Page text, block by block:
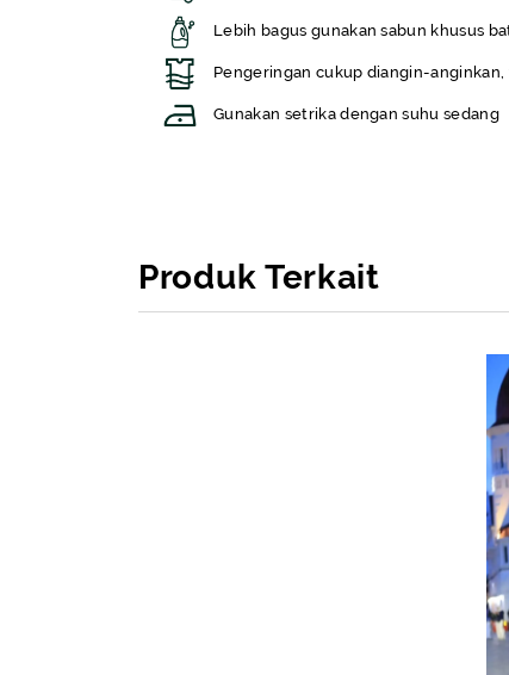
Lebih bagus gunakan sabun khusus
Pengeringan cukup diangin-
Gunakan setrika dengan suhu sedang
Produk Terkait